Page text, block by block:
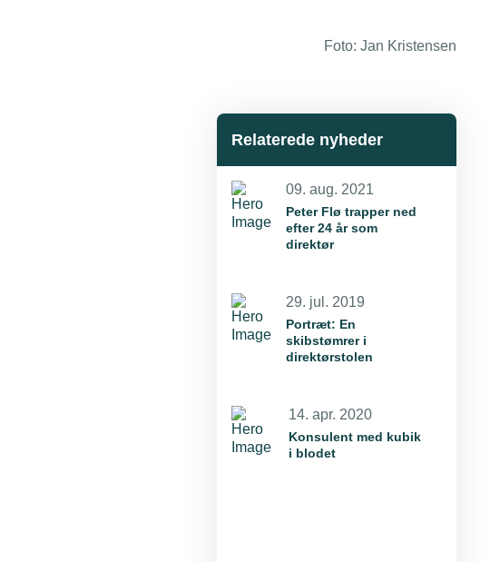
Foto: Jan Kristensen
Relaterede nyheder
09. aug. 2021
Peter Flø trapper ned
efter 24 år som
direktør
29. jul. 2019
Portræt: En
skibstømrer i
direktørstolen
14. apr. 2020
Konsulent med kubik
i blodet